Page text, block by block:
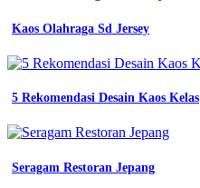
Kaos Olahraga Sd Jersey
5 Rekomendasi Desain Kaos Kelas
Seragam Restoran Jepang